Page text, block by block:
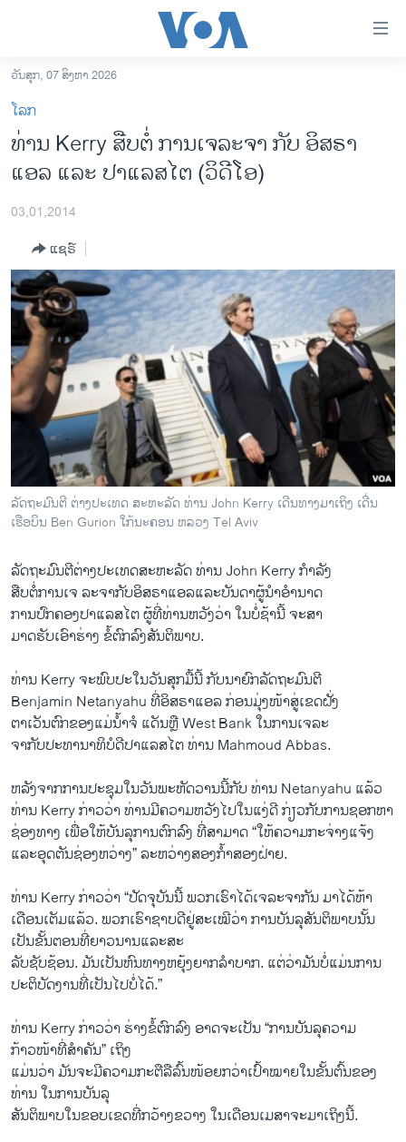
ເຂົ້າ
ຫາ
ຂ້າມ
ຂ້າມ
ຂ້າມ
ຫາ
ລາວ
ຂ່າວ​ຈີນ
ໂລກ
ເອເຊຍ
ອິດສະຫຼະພາບດ້ານການຂ່າວ
ຊີວິດຊາວລາວ
ຊຸມຊົນຊາວລາວ
ວິທະຍາສາດ-ເທັກໂນໂລຈີ
ທຸລະກິດ
ພາສາອັງກິດ
ວີດີໂອ
ລາຍການກະຈາຍສຽງ
ລາຍງານ
ຕິດຕາມພວກເຮົາ ທີ່
ພາສາຕ່າງໆ
ວັນສຸກ, 07 ສິງຫາ 2026
ໂລກ
ທ່ານ Kerry ສືບຕໍ່ ການເຈລະຈາ ກັບ ອິສຣາ
ແອລ ແລະ ປາແລສໄຕ (ວິດີໂອ)
03,01,2014
ແຊຣ໌
ລັດຖະມົນຕີ ຕ່າງປະເທດ ສະຫະລັດ ທ່ານ John Kerry ເດີນທາງມາເຖິງ ເດີ່ນ
ເຮືອບິນ Ben Gurion ໃກ້ນະຄອນ ຫລວງ Tel Aviv
ລັດຖະມົນ​ຕີ​ຕ່າງປະ​ເທດສະຫະລັດ ທ່ານ John Kerry ກຳລັງ
ສືບ​ຕໍ່​ການ​ເຈ ລະຈາກັບອິສຣາ​ແອ​ລແລະ​ບັນດາ​ຜູ້​ນໍາ​ອຳນາດ
​ການ​ປົກຄອງປາ​ແລ​ສໄຕ ຜູ້​ທີ່​ທ່ານ​ຫວັງ​ວ່າ ​ໃນ​ບໍ່​ຊ້າ​ນີ້ ​ຈະ​ສາ​
ມາດຮັບ​ເອົາ​ຮ່າງ ​ຂໍ້ຕົກລົງ​ສັນຕິພາບ.
ທ່ານ Kerry ຈະ​ພົບ​ປະໃນວັນ​ສຸກ​ມື້​ນີ້ ກັບນາຍົກລັດຖະມົນຕີ
Benjamin Netanyahu ທີ່ອິສຣາ​ແອ​ລ ກ່ອນ​ມຸ່ງ​ໜ້າ​ສູ່​ເຂດ​ຝັ່ງ
​ຕາ​ເວັນ​ຕົກ​ຂອງ​ແມ່​ນໍ້າ​ຈໍ ​ແດັນ​ຫຼື West Bank ​ໃນ​ການ​ເຈລະ
ຈາ​ກັບປະທານາທິບໍດີປາ​ແລ​ສໄຕ ທ່ານ Mahmoud Abbas.
ຫລັງ​ຈາກການ​ປະຊຸມ​ໃນ​ວັນ​ພະຫັດ​ວານ​ນີ້ກັບ ທ່ານ Netanyahu ​ແລ້ວ
ທ່ານ Kerry ກ່າວ​ວ່າ ທ່ານມີ​ຄວາມ​ຫວັງໄປ​ໃນ​ແງ່​ດີ ກ່ຽວ​ກັບ​ການ​ຊອກ​ຫາ
ຊ່ອງ​ທາງ ​ເພື່ອ​ໃຫ້​ບັນລຸ​ການ​ຕົກລົງ ​ທີ່​ສາມາດ “​ໃຫ້​ຄວາມ​ກະຈ່າງ​ແຈ້ງ ​
ແລະ​ອຸດ​ຕັນຊ່ອງ​ຫວ່າງ” ລະຫວ່າງສອງ​ກໍ້າ​ສອງ​ຝ່າຍ.
ທ່ານ Kerry ກ່າວ​ວ່າ​ “ປັດຈຸບັນ​ນີ້ ພວກ​ເຮົາ​ໄດ້​ເຈລະຈາ​ກັນ ມາ​ໄດ້ຫ້າ​
ເດືອນເຕັມແລ້ວ. ພວກ​ເຮົາ​ຊາບ​ດີ​ຢູ່​ສະ​ເໝີ​ວ່າ ການ​ບັນລຸ​ສັນຕິ​ພາບນັ້ນ​
ເປັນຂັ້ນຕອນທີ່ຍາວ​ນານແລະສະ
ລັບຊັບຊ້ອນ. ມັນ​ເປັນ​ຫົນທາງ​ຫຍຸ້ງຍາກ​ລໍາບາກ. ​ແຕ່​ວ່າມັນ​ບໍ່​ແມ່ນ​ການ​
ປະຕິບັດ​ງານທີ່​ເປັນ​ໄປ​ບໍ່​ໄດ້.”
ທ່ານ Kerry ກ່າວ​ວ່າ ຮ່າງ​ຂໍ້​ຕົກລົງ ອາດ​ຈະ​ເປັນ “ການ​ບັນລຸ​ຄວາມ​
ກ້າວໜ້າ​ທີ່​ສໍາຄັນ” ​ເຖິງ
ແມ່ນ​ວ່າ ມັນ​ຈະ​ມີ​ຄວາມ​ກະຕືລື​ລົ້ນ​ໜ້ອຍ​ກວ່າ​ເປົ້າ​ໝາຍໃນ​ຂັ້ນ​ຕົ້ນຂອງ​
ທ່ານ ​ໃນ​ການບັນລຸ
ສັນ​ຕິ​ພາບ​ໃນ​ຂອບ​ເຂດ​ທີ່​ກວ້າງຂວາງ ໃນ​ເດືອນ​ເມສາຈະ​ມາ​ເຖິງ​ນີ້.